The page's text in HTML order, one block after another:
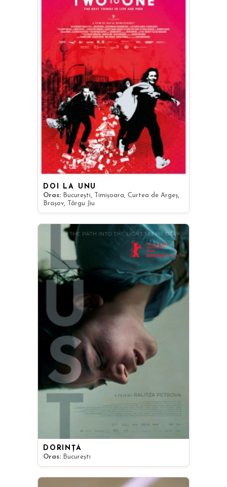
DOI LA UNU
Oras: București, Timișoara, Curtea de Argeș,
Brașov, Târgu Jiu
DORINȚĂ
Oras: București